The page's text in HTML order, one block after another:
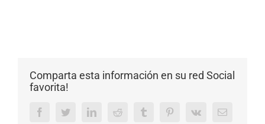
Comparta esta información en su red Social
favorita!
FacebookTwitterLinkedInReddit Tumblr PinterestVk Email